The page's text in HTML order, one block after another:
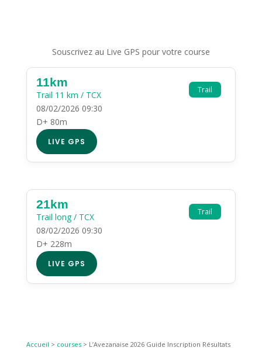
Souscrivez au Live GPS pour votre course
Trail
11km
Trail 11 km / TCX
08/02/2026 09:30
D+ 80m
LIVE GPS
Trail
21km
Trail long / TCX
08/02/2026 09:30
D+ 228m
LIVE GPS
Accueil > courses> L’Avezanaise 2026 Guide Inscription Résultats